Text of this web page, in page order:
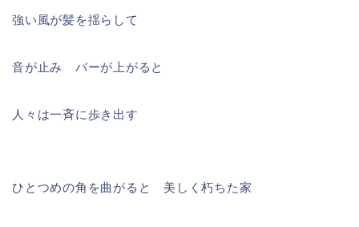
強い風が髪を揺らして
音が止み バーが上がると
人々は一斉に歩き出す
ひとつめの角を曲がると 美しく朽ちた家